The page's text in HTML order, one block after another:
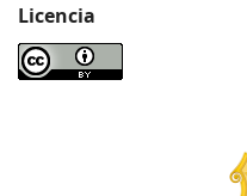
Licencia